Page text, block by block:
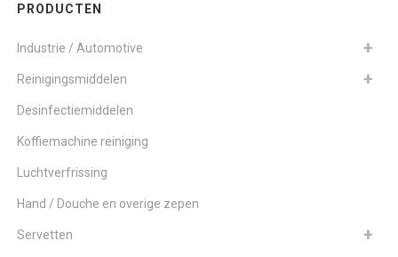
PRODUCTEN
Industrie / Automotive
Reinigingsmiddelen
Desinfectiemiddelen
Koffiemachine reiniging
Luchtverfrissing
Hand / Douche en overige zepen
Servetten